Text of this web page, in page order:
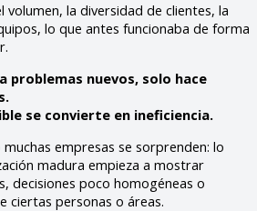
volumen, la diversidad de clientes, la
lo que antes funcionaba de forma
problemas nuevos, solo hace
se convierte en ineficiencia.
empresas se sorprenden: lo
madura empieza a mostrar
decisiones poco homogéneas o
ciertas personas o áreas.